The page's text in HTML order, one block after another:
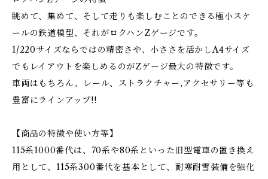
眺めて、集めて、そして走りも楽しむことのできる極小スケ
ールの鉄道模型、それがロクハンZゲージです。
1/220サイズならではの精密さや、小ささを活かしA4サイズ
でもレイアウトを楽しめるのがZゲージ最大の特徴です。
車両はもちろん、レール、ストラクチャー,アクセサリー等も
豊富にラインアップ!!
【商品の特徴や使い方等】
115系1000番代は、70系や80系といった旧型電車の置き換え
用として、115系300番代を基本として、耐寒耐雪装備を強化